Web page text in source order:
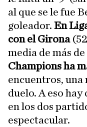
al que se le fue
goleador. En
con el Girona
media de más
Champions ha
encuentros, una
duelo. A eso hay
en los dos
espectacular.